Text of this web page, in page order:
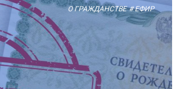
О ГРАЖДАНСТВЕ # ЕФИР